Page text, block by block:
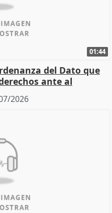
01:44
del Dato que
ante al
2026